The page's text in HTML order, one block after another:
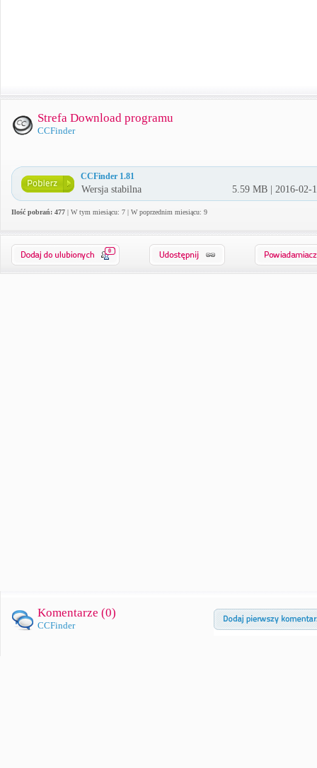
Strefa Download programu
CCFinder
CCFinder 1.81
Wersja stabilna 5.59 MB | 2016-02-
Ilość pobrań: 477 | W tym miesiącu: 7 | W poprzednim miesiącu: 9
0
Komentarze (0)
CCFinder